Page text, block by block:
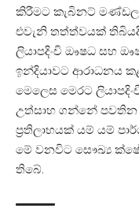
කිරීමට කැබිනට්
එවැනි තත්ත්වයක්
ලියාපදිංචි ඖෂධ සහ
ඉන්දියාවට ආරාධනය
මෙලෙස මෙරට
උත්සාහ ගන්නේ පවතින
ප්‍රතිලාභයක් යම් යම්
මේ වනවිට සෞඛ්‍ය
තිබේ.